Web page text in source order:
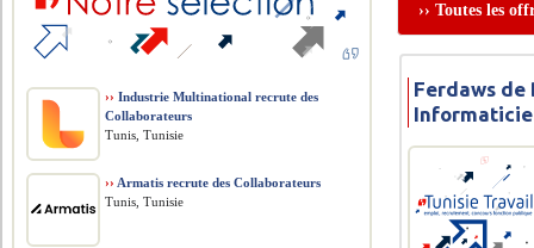
›› Toutes les
Ferdaws
›› Industrie Multinational recrute des
Collaborateurs
Tunis, Tunisie
›› Armatis recrute des Collaborateurs
Tunis, Tunisie